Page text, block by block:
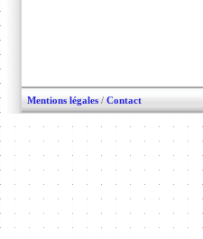
Mentions légales / Contact